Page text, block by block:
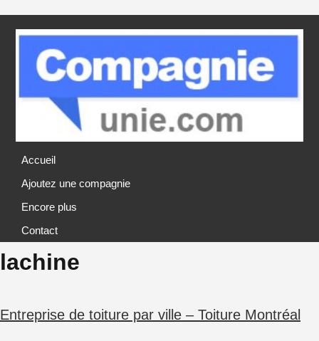
Accueil
Ajoutez une compagnie
Encore plus
Contact
lachine
Entreprise de toiture par ville – Toiture Montréal